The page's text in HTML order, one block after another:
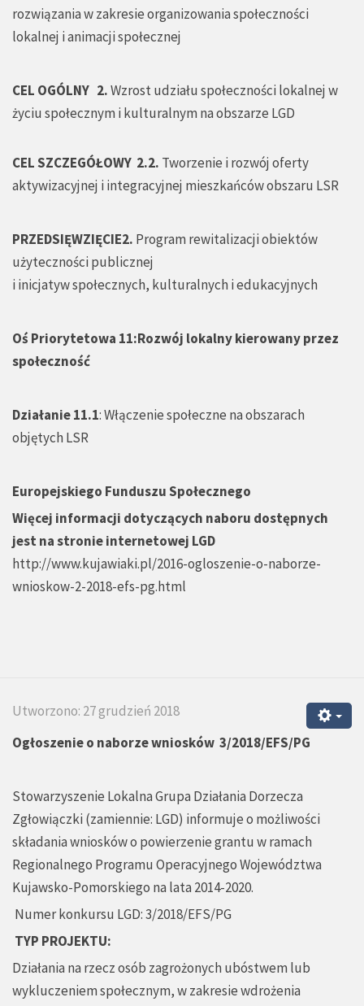
rozwiązania w zakresie organizowania społeczności
lokalnej i animacji społecznej
CEL OGÓLNY 2.Wzrost udziału społeczności lokalnej w
życiu społecznym i kulturalnym na obszarze LGD
CEL SZCZEGÓŁOWY 2.2. Tworzenie i rozwój oferty
aktywizacyjnej i integracyjnej mieszkańców obszaru LSR
PRZEDSIĘWZIĘCIE2. Program rewitalizacji obiektów
użyteczności publicznej
i inicjatyw społecznych, kulturalnych i edukacyjnych
Oś Priorytetowa 11:Rozwój lokalny kierowany przez
społeczność
Działanie 11.1: Włączenie społeczne na obszarach
objętych LSR
Europejskiego Funduszu Społecznego
Więcej informacji dotyczących naboru dostępnych
jest na stronie internetowej LGD
http://www.kujawiaki.pl/2016-ogloszenie-o-naborze-
wnioskow-2-2018-efs-pg.html
Utworzono: 27 grudzień 2018
Ogłoszenie o naborze wniosków 3/2018/EFS/PG
Stowarzyszenie Lokalna Grupa Działania Dorzecza
Zgłowiączki (zamiennie: LGD) informuje o możliwości
składania wniosków o powierzenie grantu w ramach
Regionalnego Programu Operacyjnego Województwa
Kujawsko-Pomorskiego na lata 2014-2020.
Numer konkursu LGD: 3/2018/EFS/PG
TYP PROJEKTU:
Działania na rzecz osób zagrożonych ubóstwem lub
wykluczeniem społecznym, w zakresie wdrożenia